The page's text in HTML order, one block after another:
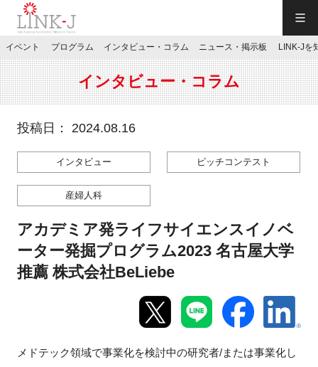
JP／EN
特別会員専用メニュー
お問い合わせ
イベント プログラム インタビュー・コラム ニュース・掲示板 LINK-Jを
インタビュー・コラム
投稿日： 2024.08.16
インタビュー ピッチコンテスト
産婦人科
アカデミア発ライフサイエンスイノベ
ーター発掘プログラム2023 名古屋大学
推薦 株式会社BeLiebe
メドテック領域で事業化を検討中の研究者/または事業化し